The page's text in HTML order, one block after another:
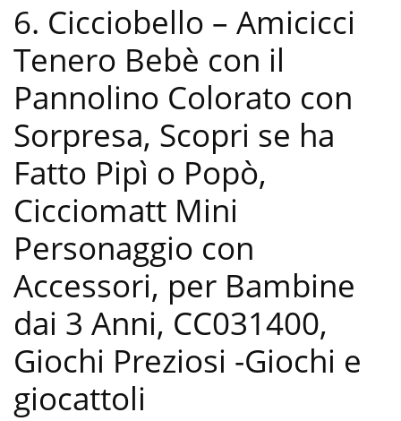
6. Cicciobello – Amicicci
Tenero Bebè con il
Pannolino Colorato con
Sorpresa, Scopri se ha
Fatto Pipì o Popò,
Cicciomatt Mini
Personaggio con
Accessori, per Bambine
dai 3 Anni, CC031400,
Giochi Preziosi -Giochi e
giocattoli